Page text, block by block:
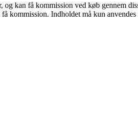
kan få kommission ved køb gennem
kommission. Indholdet må kun